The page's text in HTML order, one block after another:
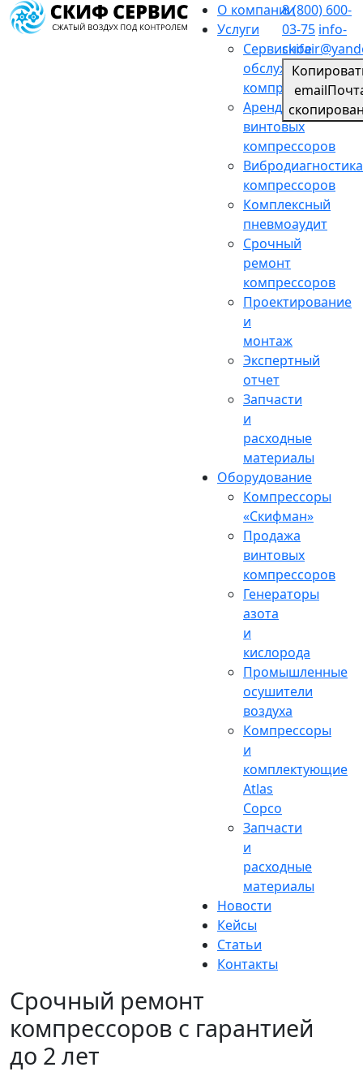
О компании
Услуги
Сервисное
обслуживание
компрессоров
Аренда
винтовых
компрессоров
Вибродиагностика
компрессоров
Комплексный
пневмоаудит
Срочный
ремонт
компрессоров
Проектирование
и
монтаж
Экспертный
отчет
Запчасти
и
расходные
материалы
Оборудование
Компрессоры
«Скифман»
Продажа
винтовых
компрессоров
Генераторы
азота
и
кислорода
Промышленные
осушители
воздуха
Компрессоры
и
комплектующие
Atlas
Copco
Запчасти
и
расходные
материалы
Новости
Кейсы
Статьи
Контакты
8 (800) 600-
03-75 info-
email
Срочный ремонт
компрессоров с гарантией
до 2 лет